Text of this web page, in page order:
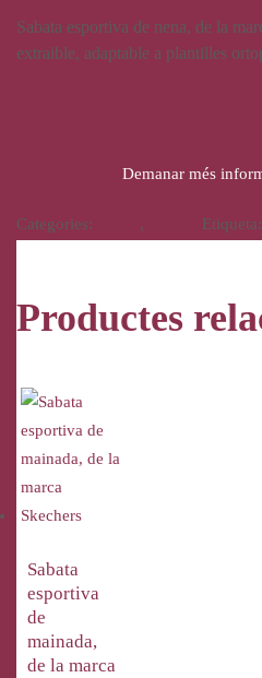
Sabata esportiva de nena, de la
extraible, adaptable a plantilles
Demanar més
Categories: , Etiqueta:
Productes
Sabata
esportiva
de
mainada,
de la marca